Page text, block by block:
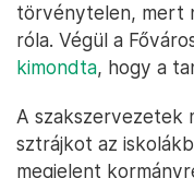
törvénytelen, mert
róla. Végül a
kimondta, hogy a
A szakszervezetek
sztrájkot az
megjelent